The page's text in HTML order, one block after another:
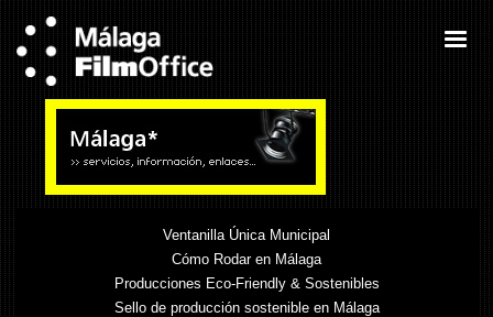
Ventanilla Única Municipal
Cómo Rodar en Málaga
Producciones Eco-Friendly & Sostenibles
Sello de producción sostenible en Málaga